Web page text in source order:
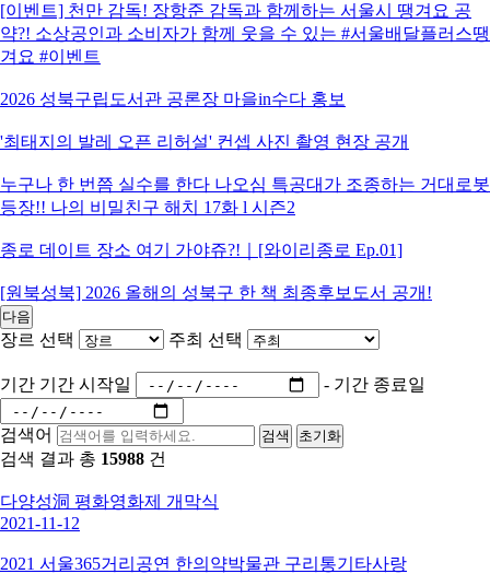
[이벤트] 천만 감독! 장항준 감독과 함께하는 서울시 땡겨요 공
약?! 소상공인과 소비자가 함께 웃을 수 있는 #서울배달플러스땡
겨요 #이벤트
2026 성북구립도서관 공론장 마을in수다 홍보
'최태지의 발레 오픈 리허설' 컨셉 사진 촬영 현장 공개
누구나 한 번쯤 실수를 한다 나오심 특공대가 조종하는 거대로봇
등장!! 나의 비밀친구 해치 17화 l 시즌2
종로 데이트 장소 여기 가야쥬?!｜[와이리종로 Ep.01]
[원북성북] 2026 올해의 성북구 한 책 최종후보도서 공개!
다음
장르 선택 주최 선택
기간 기간 시작일 - 기간 종료일
검색어 검색 초기화
검색 결과 총 15988 건
다양성洞 평화영화제 개막식
2021-11-12
2021 서울365거리공연 한의약박물관 구리통기타사랑